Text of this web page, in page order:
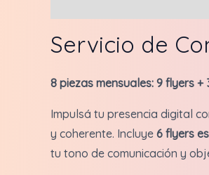
Servicio de
8 piezas mensuales: 9 flyers
Impulsá tu presencia digital
y coherente. Incluye 6 flyers
tu tono de comunicación y